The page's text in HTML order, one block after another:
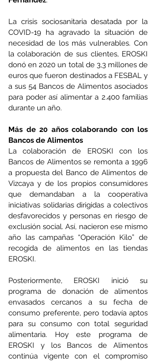
La crisis sociosanitaria desatada por la
COVID-19 ha agravado la situación de
necesidad de los más vulnerables. Con
la colaboración de sus clientes, EROSKI
donó en 2020 un total de 3,3 millones de
euros que fueron destinados a FESBAL y
a sus 54 Bancos de Alimentos asociados
para poder así alimentar a 2.400 familias
durante un año.
Más de 20 años colaborando con los
Bancos de Alimentos
La colaboración de EROSKI con los
Bancos de Alimentos se remonta a 1996
a propuesta del Banco de Alimentos de
Vizcaya y de los propios consumidores
que demandaban a la cooperativa
iniciativas solidarias dirigidas a colectivos
desfavorecidos y personas en riesgo de
exclusión social. Así, nacieron ese mismo
año las campañas “Operación Kilo” de
recogida de alimentos en las tiendas
EROSKI.
Posteriormente, EROSKI inició su
programa de donación de alimentos
envasados cercanos a su fecha de
consumo preferente, pero todavía aptos
para su consumo con total seguridad
alimentaria. Hoy este programa de
EROSKI y los Bancos de Alimentos
continúa vigente con el compromiso